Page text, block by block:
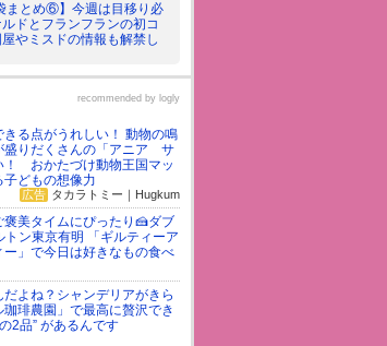
まとめ⑥】今週は目移り必
ドとフランフランの初コ
やミスドの情報も解禁し
きる点がうれしい！ 動物の鳴
盛りだくさんの「アニア サ
！ おかたづけ動物王国マッ
子どもの想像力
広告タカラトミー｜Hugkum
美タイムにぴったり🍰ダブ
トン東京有明 「ギルティーア
ー」で今日は好きなもの食べ
よね？シャンデリアがきら
琲農園」で最高に贅沢でき
2品” があるんです
recommended by logly